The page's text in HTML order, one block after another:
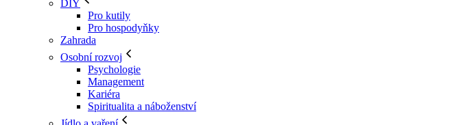
DIY
Pro kutily
Pro hospodyňky
Zahrada
Osobní rozvoj
Psychologie
Management
Kariéra
Spiritualita a náboženství